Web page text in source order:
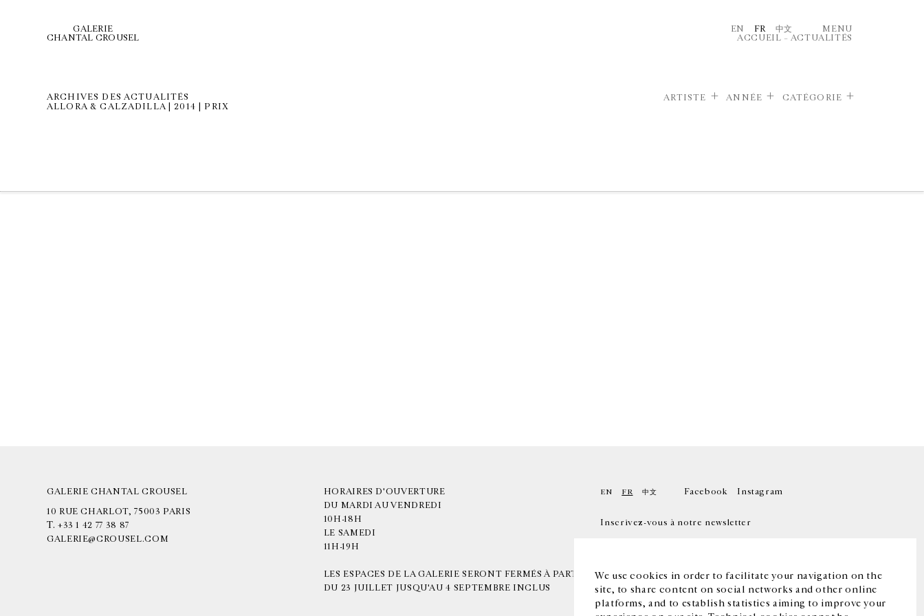
We use cookies in order to facilitate your navigation on the
site, to share content on social networks and other online
platforms, and to establish statistics aiming to improve your
GALERIE
CHANTAL CROUSEL
EN FR 中文
MENU
ACCUEIL – ACTUALITÉS
ARCHIVES DES ACTUALITÉS
ALLORA & CALZADILLA | 2014 | PRIX
ARTISTE ANNÉE CATÉGORIE
GALERIE CHANTAL CROUSEL
10 RUE CHARLOT, 75003 PARIS
T. +33 1 42 77 38 87
GALERIE@CROUSEL.COM
HORAIRES D'OUVERTURE
DU MARDI AU VENDREDI
10H-18H
LE SAMEDI
11H-19H
LES ESPACES DE LA GALERIE SERONT FERMÉS À PARTIR
DU 23 JUILLET JUSQU'AU 4 SEPTEMBRE INCLUS
EN FR 中文 Facebook Instagram
Inscrivez-vous à notre newsletter